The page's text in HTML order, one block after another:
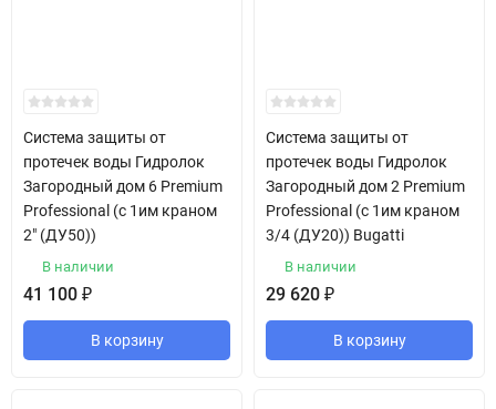
Система защиты от
протечек воды Гидролок
Загородный дом 6 Premium
Professional (с 1им краном
2" (ДУ50))
В наличии
41 100 ₽
В корзину
Система защиты от
протечек воды Гидролок
Загородный дом 2 Premium
Professional (с 1им краном
3/4 (ДУ20)) Bugatti
В наличии
29 620 ₽
В корзину